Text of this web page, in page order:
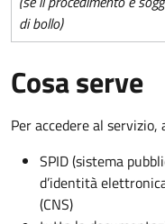
di bollo)
Cosa serve
Per accedere al
SPID (sistema
d’identità
(CNS)